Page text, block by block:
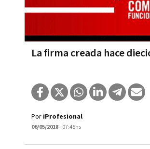
La firma creada hace
Por iProfesional
06/05/2018- 07:45hs